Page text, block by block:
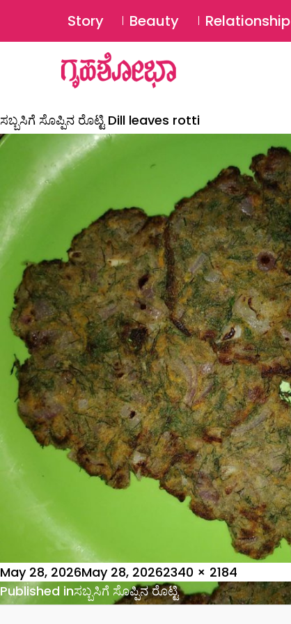
Story Beauty Relationship
ಸಬ್ಬಸಿಗೆ ಸೊಪ್ಪಿನ ರೊಟ್ಟಿ Dill leaves rotti
Posted
on
May 28, 2026May 28, 2026Full
size
2340 × 2184
Post
navigation
Published inಸಬ್ಬಸಿಗೆ ಸೊಪ್ಪಿನ ರೊಟ್ಟಿ